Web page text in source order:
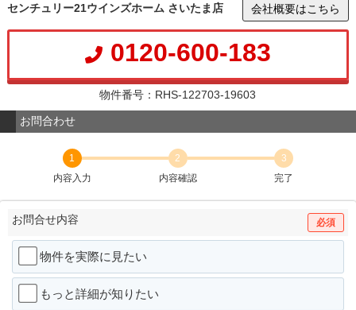
センチュリー21ウインズホーム さいたま店 会社概要はこちら
0120-600-183
物件番号：RHS-122703-19603
お問合わせ
1
内容入力
2
内容確認
3
完了
お問合せ内容 必須
物件を実際に見たい
もっと詳細が知りたい